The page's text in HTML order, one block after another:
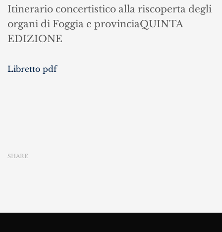
Itinerario concertistico alla riscoperta degli
organi di Foggia e provinciaQUINTA
EDIZIONE
Libretto pdf
SHARE